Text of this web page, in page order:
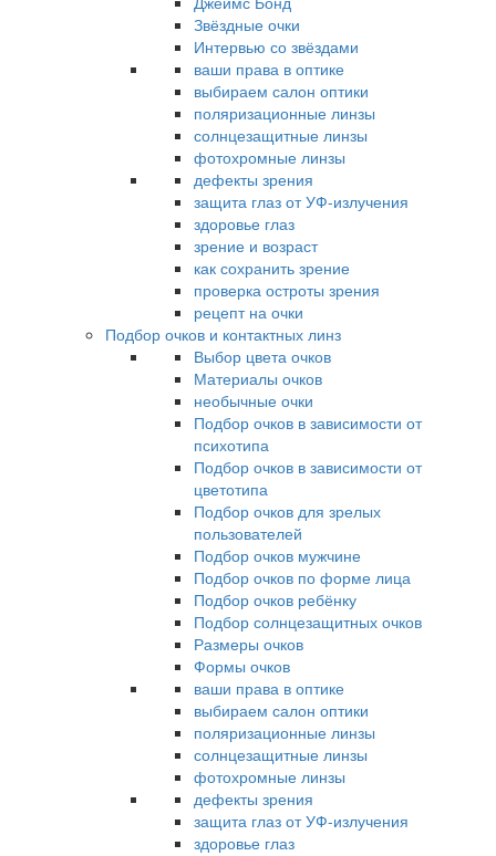
Звёздные очки
Интервью со звёздами
ваши права в оптике
выбираем салон оптики
поляризационные линзы
солнцезащитные линзы
фотохромные линзы
дефекты зрения
защита глаз от УФ-излучения
здоровье глаз
зрение и возраст
как сохранить зрение
проверка остроты зрения
рецепт на очки
Подбор очков и контактных линз
Выбор цвета очков
Материалы очков
необычные очки
Подбор очков в зависимости от
психотипа
Подбор очков в зависимости от
цветотипа
Подбор очков для зрелых
пользователей
Подбор очков мужчине
Подбор очков по форме лица
Подбор очков ребёнку
Подбор солнцезащитных очков
Размеры очков
Формы очков
ваши права в оптике
выбираем салон оптики
поляризационные линзы
солнцезащитные линзы
фотохромные линзы
дефекты зрения
защита глаз от УФ-излучения
здоровье глаз